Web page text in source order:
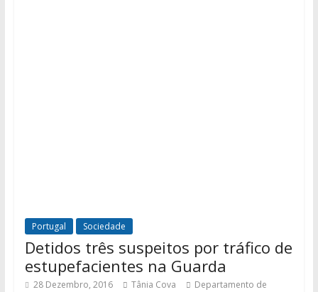
Portugal Sociedade
Detidos três suspeitos por tráfico de
estupefacientes na Guarda
28 Dezembro, 2016 Tânia Cova
Departamento de